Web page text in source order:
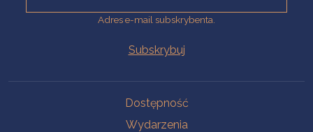
Adres e-mail subskrybenta.
Dostępność
Wydarzenia